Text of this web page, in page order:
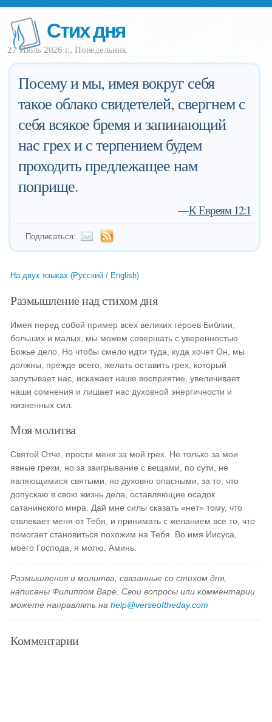
Стих дня
27 Июль 2026 г., Понедельник
Посему и мы, имея вокруг себя
такое облако свидетелей, свергнем с
себя всякое бремя и запинающий
нас грех и с терпением будем
проходить предлежащее нам
поприще.
—К Евреям 12:1
Подписаться:
На двух языках (Русский / English)
Размышление над стихом дня
Имея перед собой пример всех великих героев Библии,
больших и малых, мы можем совершать с уверенностью
Божье дело. Но чтобы смело идти туда, куда хочет Он, мы
должны, прежде всего, желать оставить грех, который
запутывает нас, искажает наше восприятие, увеличивает
наши сомнения и лишает нас духовной энергичности и
жизненных сил.
Моя молитва
Святой Отче, прости меня за мой грех. Не только за мои
явные грехи, но за заигрывание с вещами, по сути, не
являющимися святыми, но духовно опасными, за то, что
допускаю в свою жизнь дела, оставляющие осадок
сатанинского мира. Дай мне силы сказать «нет» тому, что
отвлекает меня от Тебя, и принимать с желанием все то, что
помогает становиться похожим на Тебя. Во имя Иисуса,
моего Господа, я молю. Аминь.
Размышления и молитва, связанные со стихом дня,
написаны Филиппом Варе. Свои вопросы или комментарии
можете направлять наhelp@verseoftheday.com
Комментарии